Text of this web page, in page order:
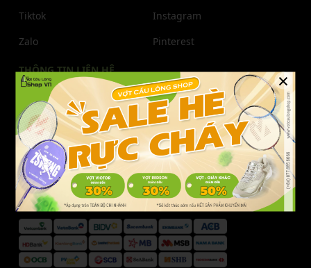
Tiktok
Zalo
Instagram
Pinterest
THÔNG TIN LIÊN HỆ
Liên hệ Vợt Cầu Lông Shop
Hotline CSKH:077.685.6666
Email:cskh@votcaulongshop.vn
DANH SÁCH NGÂN HÀNG
×